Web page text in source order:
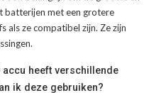
batterijen met een grotere
als ze compatibel zijn. Ze zijn
accu heeft verschillende
ik deze gebruiken?